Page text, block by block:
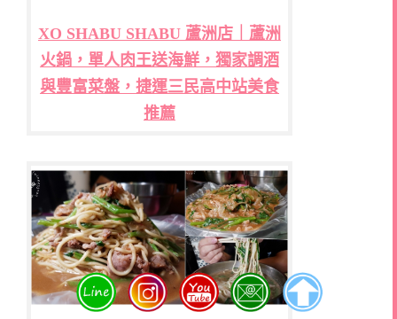
XO SHABU SHABU 蘆洲店｜蘆洲
火鍋，單人肉王送海鮮，獨家調酒
與豐富菜盤，捷運三民高中站美食
推薦